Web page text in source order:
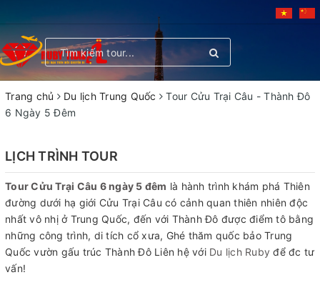
Toggle
navigation
Trang chủ Du lịch Trung Quốc
Tour Cửu Trại Câu - Thành Đô
6 Ngày 5 Đêm
LỊCH TRÌNH TOUR
Tour Cửu Trại Câu 6 ngày 5 đêm là hành trình khám phá Thiên
đường dưới hạ giới Cửu Trại Câu có cảnh quan thiên nhiên độc
nhất vô nhị ở Trung Quốc, đến với Thành Đô được điểm tô bằng
những công trình, di tích cổ xưa, Ghé thăm quốc bảo Trung
Quốc vườn gấu trúc Thành Đô Liên hệ với Du lịch Ruby để đc tư
vấn!